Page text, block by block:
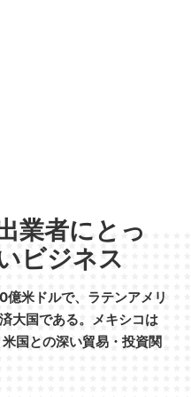
業者にとっ
ビジネス
米ドルで、ラテンアメリ
大国である。メキシコは
国との深い貿易・投資関